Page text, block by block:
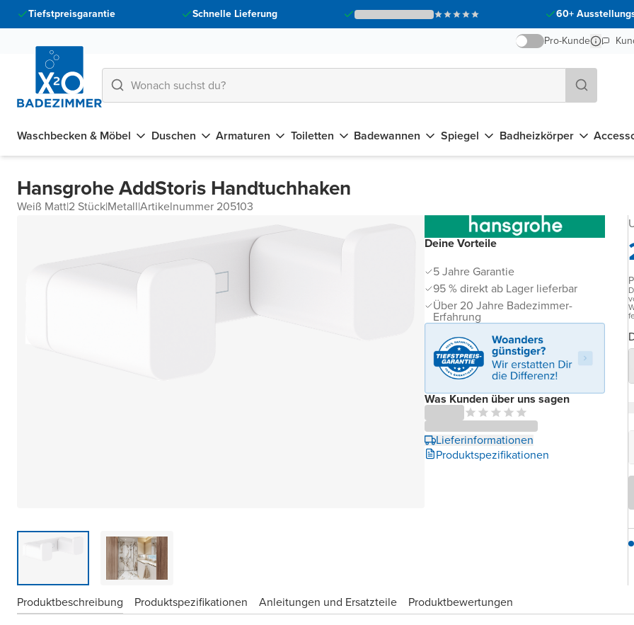
Tiefstpreisgarantie Schnelle Lieferung
60+
Pro-Kunde
Waschbecken & Möbel Duschen Armaturen Toiletten Badewannen Spiegel Badheizkörper
Hansgrohe AddStoris Handtuchhaken
Weiß Matt|2 Stück|Metall|Artikelnummer 205103
Deine Vorteile
5 Jahre Garantie
95 % direkt ab Lager lieferbar
Über 20 Jahre Badezimmer-
Erfahrung
Was Kunden über uns sagen
Lieferinformationen
Produktspezifikationen
Produktbeschreibung Produktspezifikationen Anleitungen und Ersatzteile
Produktbewertungen